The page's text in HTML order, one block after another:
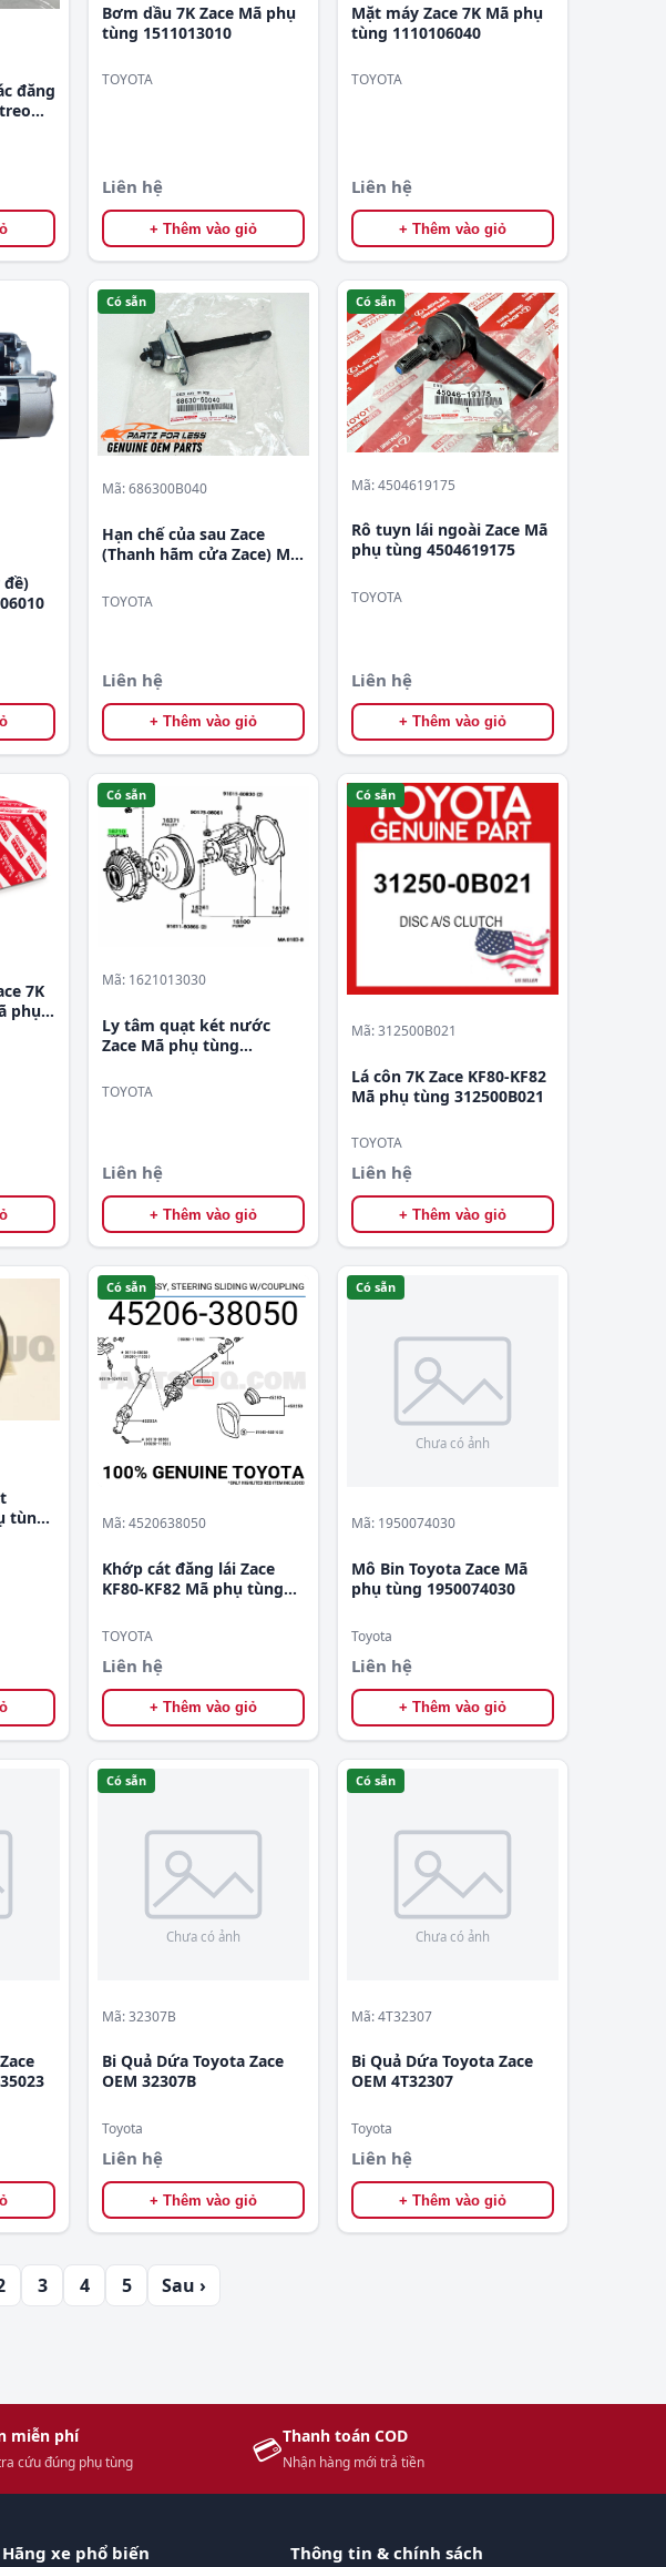
đăng
Bơm dầu 7K Zace Mã phụ
tùng 1511013010
TOYOTA
Liên hệ
+ Thêm vào giỏ
Mặt máy Zace 7K Mã phụ
tùng 1110106040
TOYOTA
Liên hệ
+ Thêm vào giỏ
đề)
Có sẵn
Mã: 686300B040
Hạn chế của sau Zace
(Thanh hãm cửa Zace) Mã
TOYOTA
Liên hệ
+ Thêm vào giỏ
Có sẵn
Mã: 4504619175
Rô tuyn lái ngoài Zace Mã
phụ tùng 4504619175
TOYOTA
Liên hệ
+ Thêm vào giỏ
7K
phụ
Có sẵn
Mã: 1621013030
Ly tâm quạt két nước
Zace Mã phụ tùng
TOYOTA
Liên hệ
+ Thêm vào giỏ
Có sẵn
Mã: 312500B021
Lá côn 7K Zace KF80-KF82
Mã phụ tùng 312500B021
TOYOTA
Liên hệ
+ Thêm vào giỏ
tùng
Có sẵn
Mã: 4520638050
Khớp cát đăng lái Zace
KF80-KF82 Mã phụ tùng
TOYOTA
Liên hệ
+ Thêm vào giỏ
Có sẵn
Mã: 1950074030
Mô Bin Toyota Zace Mã
phụ tùng 1950074030
Toyota
Liên hệ
+ Thêm vào giỏ
Có sẵn
Mã: 32307B
Bi Quả Dứa Toyota Zace
OEM 32307B
Toyota
Liên hệ
+ Thêm vào giỏ
Có sẵn
Mã: 4T32307
Bi Quả Dứa Toyota Zace
OEM 4T32307
Toyota
Liên hệ
+ Thêm vào giỏ
3 4 5 Sau ›
miễn phí
cứu đúng phụ tùng 💳Thanh toán COD
Nhận hàng mới trả tiền
Hãng xe phổ biến Thông tin & chính sách